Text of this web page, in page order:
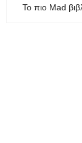
To πιο Mad